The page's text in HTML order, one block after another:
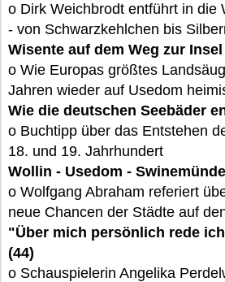
o Dirk Weichbrodt entführt in die
- von Schwarzkehlchen bis
Wisente auf dem Weg zur
o Wie Europas größtes
Jahren wieder auf Usedom
Wie die deutschen Seebäder
o Buchtipp über das Entstehen
18. und 19. Jahrhundert
Wollin - Usedom -
o Wolfgang Abraham referiert
neue Chancen der Städte auf
"Über mich persönlich rede
(44)
o Schauspielerin Angelika